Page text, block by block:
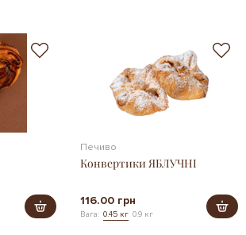
Печиво
Конвертики ЯБЛУЧНІ
116.00 грн
Вага: 0.45 кг 0.9 кг